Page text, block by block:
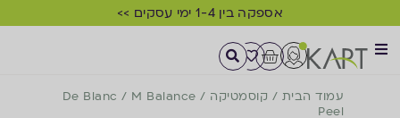
אספקה בין 1-4 ימי עסקים >>
עמוד הבית / קוסמטיקה /
M Balance
/
De Blanc
Peel